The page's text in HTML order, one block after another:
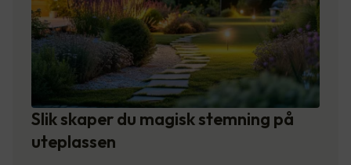
Slik skaper du magisk stemning på
uteplassen